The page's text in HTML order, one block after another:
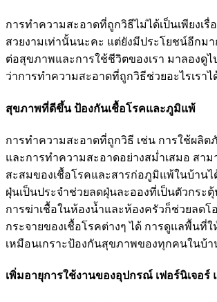
การทำความสะอาดที่ถูกวิธีไม่ได้เป็นเพียงเรื่
สวยงามเท่านั้นนะคะ แต่ยังมีประโยชน์อีกม
ต่อสุขภาพและการใช้ชีวิตของเรา มาลองดู
ว่าการทำความสะอาดที่ถูกวิธีช่วยอะไรเราไ
สุขภาพที่ดีขึ้น ป้องกันเชื้อโรคและภูมิแพ้
การทำความสะอาดที่ถูกวิธี เช่น การใช้ผลิ
และการทำความสะอาดอย่างสม่ำเสมอ สาม
สะสมของเชื้อโรคและสารก่อภูมิแพ้ในบ้านไ
ฝุ่นเป็นประจำช่วยลดฝุ่นละอองที่เป็นตัวกระ
การฆ่าเชื้อในห้องน้ำและห้องครัวก็ช่วยลดโ
กระจายของเชื้อโรคต่างๆ ได้ การดูแลพื้นที่ใ
เหมือนเกราะป้องกันสุขภาพของทุกคนในบ้า
เพิ่มอายุการใช้งานของอุปกรณ์ เฟอร์นิเจอร์